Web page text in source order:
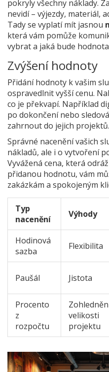
pokryly všechny náklady.
nevidí – výjezdy, materiál,
Tady se vyplatí mít jasnou
která vám pomůže
vybrat a jaká bude
Zvýšení hodnoty
Přidání hodnoty k vašim
ospravedlnit vyšší cenu.
co je překvapí. Například
po dokončení nebo
zahrnout do jejich projektů.
Správné nacenění vašich
nákladů, ale i o vytvoření
Vyvážená cena, která
přidanou hodnotu, vám
zakázkám a spokojeným
Typ
nacenění
Výhody
Hodinová
sazba
Flexibilita
Paušál Jistota
Procento
z
rozpočtu
velikosti
projektu